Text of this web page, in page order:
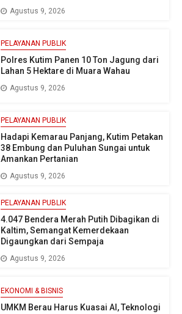
Agustus 9, 2026
PELAYANAN PUBLIK
Polres Kutim Panen 10 Ton Jagung dari
Lahan 5 Hektare di Muara Wahau
Agustus 9, 2026
PELAYANAN PUBLIK
Hadapi Kemarau Panjang, Kutim Petakan
38 Embung dan Puluhan Sungai untuk
Amankan Pertanian
Agustus 9, 2026
PELAYANAN PUBLIK
4.047 Bendera Merah Putih Dibagikan di
Kaltim, Semangat Kemerdekaan
Digaungkan dari Sempaja
Agustus 9, 2026
EKONOMI & BISNIS
UMKM Berau Harus Kuasai AI, Teknologi